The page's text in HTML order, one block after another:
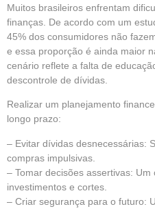
Muitos brasileiros enfrentam
finanças. De acordo com um
45% dos consumidores não
e essa proporção é ainda maior
cenário reflete a falta de
descontrole de dívidas.
Realizar um planejamento
longo prazo:
– Evitar dívidas desnecessárias:
compras impulsivas.
– Tomar decisões assertivas:
investimentos e cortes.
– Criar segurança para o futuro: